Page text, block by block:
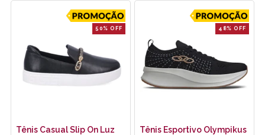
50% OFF
Tênis Casual Slip On Luz
48% OFF
Tênis Esportivo Olympikus